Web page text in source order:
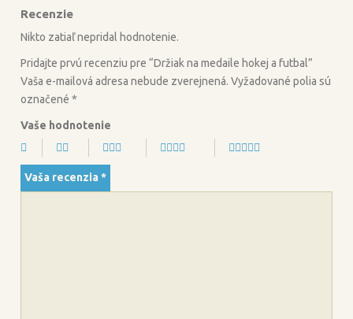
o
o
e
r
Recenzie
Nikto zatiaľ nepridal hodnotenie.
Pridajte prvú recenziu pre “Držiak na medaile hokej a futbal”
Vaša e-mailová adresa nebude zverejnená. Vyžadované polia sú
označené *
Vaše hodnotenie
Vaša recenzia *